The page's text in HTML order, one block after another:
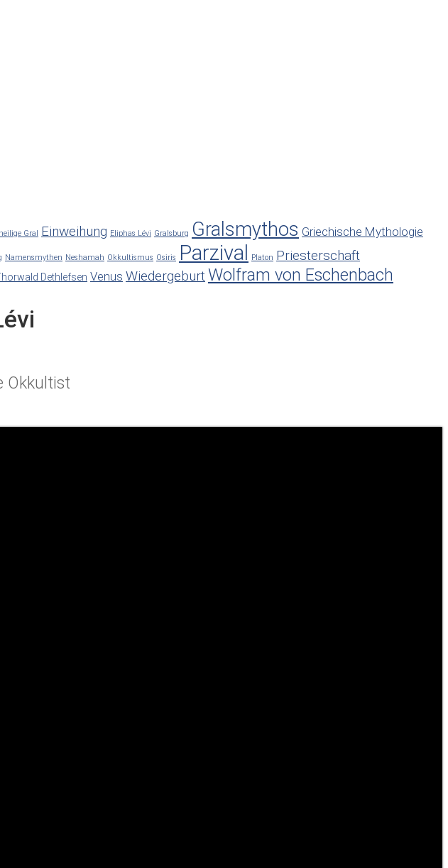
Gral Einweihung Eliphas Lévi Gralsburg Gralsmythos Griechische Mythologie
Namensmythen Neshamah Okkultismus Osiris Parzival Platon Priesterschaft
Dethlefsen Venus WiedergeburtWolfram von Eschenbach
Okkultist